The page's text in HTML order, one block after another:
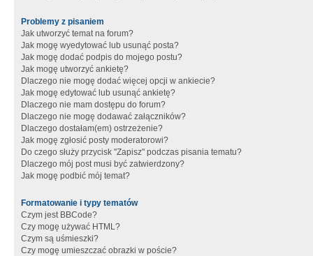
Problemy z pisaniem
Jak utworzyć temat na forum?
Jak mogę wyedytować lub usunąć posta?
Jak mogę dodać podpis do mojego postu?
Jak mogę utworzyć ankietę?
Dlaczego nie mogę dodać więcej opcji w ankiecie?
Jak mogę edytować lub usunąć ankietę?
Dlaczego nie mam dostępu do forum?
Dlaczego nie mogę dodawać załączników?
Dlaczego dostałam(em) ostrzeżenie?
Jak mogę zgłosić posty moderatorowi?
Do czego służy przycisk "Zapisz" podczas pisania tematu?
Dlaczego mój post musi być zatwierdzony?
Jak mogę podbić mój temat?
Formatowanie i typy tematów
Czym jest BBCode?
Czy mogę używać HTML?
Czym są uśmieszki?
Czy mogę umieszczać obrazki w poście?